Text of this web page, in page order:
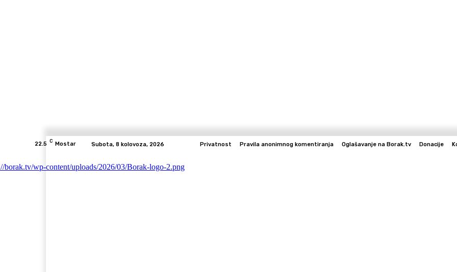
22.5 C Mostar Subota, 8 kolovoza, 2026 Privatnost Pravila anonimnog komentiranja Oglašavanje na Borak.tv Donacije